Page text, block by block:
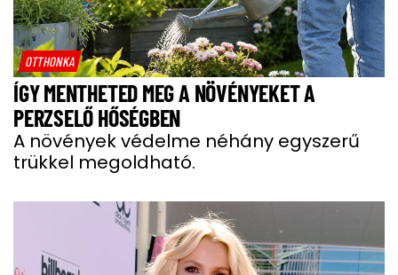
OTTHONKA
ÍGY MENTHETED MEG A NÖVÉNYEKET A
PERZSELŐ HŐSÉGBEN
A növények védelme néhány egyszerű
trükkel megoldható.